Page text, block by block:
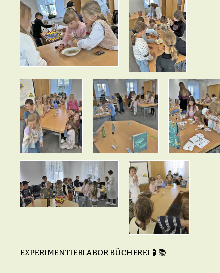
EXPERIMENTIERLABOR BÜCHEREI 🧪 📚